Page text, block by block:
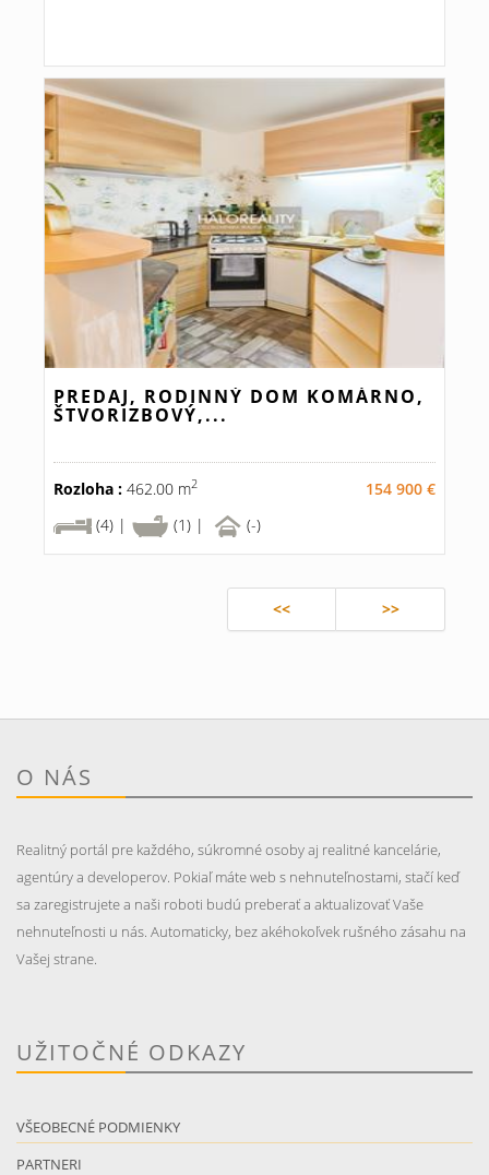
PREDAJ, RODINNÝ DOM KOMÁRNO,
ŠTVORIZBOVÝ,...
Rozloha : 462.00 m2
154 900 €
(4) |
(1) | (-)
<< >>
O NÁS
Realitný portál pre každého, súkromné osoby aj realitné kancelárie,
agentúry a developerov. Pokiaľ máte web s nehnuteľnostami, stačí keď
sa zaregistrujete a naši roboti budú preberať a aktualizovať Vaše
nehnuteľnosti u nás. Automaticky, bez akéhokoľvek rušného zásahu na
Vašej strane.
UŽITOČNÉ ODKAZY
VŠEOBECNÉ PODMIENKY
PARTNERI